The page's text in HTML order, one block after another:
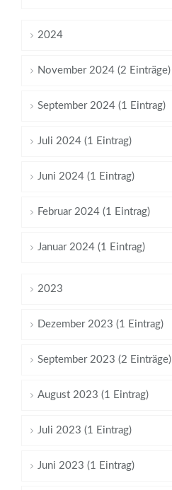
2024
November 2024 (2 Einträge)
September 2024 (1 Eintrag)
Juli 2024 (1 Eintrag)
Juni 2024 (1 Eintrag)
Februar 2024 (1 Eintrag)
Januar 2024 (1 Eintrag)
2023
Dezember 2023 (1 Eintrag)
September 2023 (2 Einträge)
August 2023 (1 Eintrag)
Juli 2023 (1 Eintrag)
Juni 2023 (1 Eintrag)